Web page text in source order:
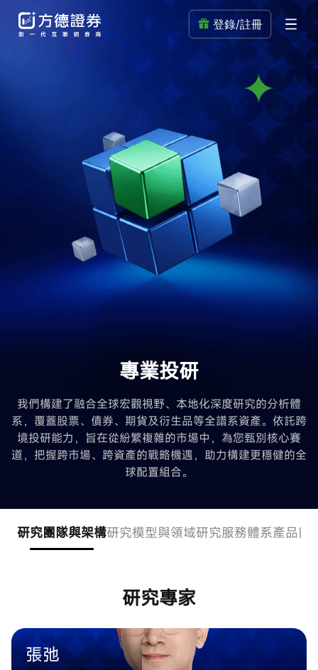
登錄/註冊
專業投研
我們構建了融合全球宏觀視野、本地化深度研究的分析體
系，覆蓋股票、債券、期貨及衍生品等全譜系資產。依託跨
境投研能力，旨在從紛繁複雜的市場中，為您甄別核心賽
道，把握跨市場、跨資產的戰略機遇，助力構建更穩健的全
球配置組合。
研究團隊與架構研究模型與領域研究服務體系產品篩
研究專家
張弛